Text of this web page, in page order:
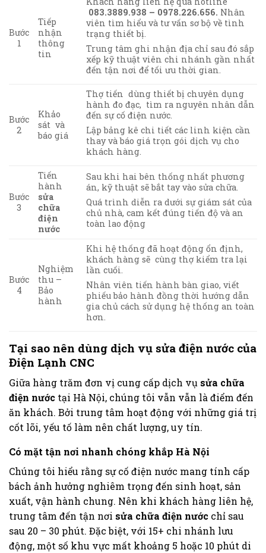
Bước
1
Tiếp
nhận
thông
tin
083.3889.938 – 0978.226.656. Nhân
viên tìm hiểu và tư vấn sơ bộ về tình
trạng thiết bị.
Trung tâm ghi nhận địa chỉ sau đó sắp
xếp kỹ thuật viên chi nhánh gần nhất
đến tận nơi để tối ưu thời gian.
Bước
2
Khảo
sát và
báo giá
Thợ tiến dùng thiết bị chuyên dụng
hành đo đạc, tìm ra nguyên nhân dẫn
đến sự cố điện nước.
Lập bảng kê chi tiết các linh kiện cần
thay và báo giá trọn gói dịch vụ cho
khách hàng.
Bước
3
Tiến
hành
sửa
chữa
điện
nước
Sau khi hai bên thống nhất phương
án, kỹ thuật sẽ bắt tay vào sửa chữa.
Quá trình diễn ra dưới sự giám sát của
chủ nhà, cam kết đúng tiến độ và an
toàn lao động
Bước
4
Nghiệm
thu –
Bảo
hành
Khi hệ thống đã hoạt động ổn định,
khách hàng sẽ cùng thợ kiểm tra lại
lần cuối.
Nhân viên tiến hành bàn giao, viết
phiếu bảo hành đồng thời hướng dẫn
gia chủ cách sử dụng hệ thống an toàn
hơn.
Tại sao nên dùng dịch vụ sửa điện nước của
Điện Lạnh CNC
Giữa hàng trăm đơn vị cung cấp dịch vụ sửa chữa
điện nước tại Hà Nội, chúng tôi vẫn vẫn là điểm đến
ăn khách. Bởi trung tâm hoạt động với những giá trị
cốt lõi, yếu tố làm nên chất lượng, uy tín.
Có mặt tận nơi nhanh chóng khắp Hà Nội
Chúng tôi hiểu rằng sự cố điện nước mang tính cấp
bách ảnh hưởng nghiêm trọng đến sinh hoạt, sản
xuất, vận hành chung. Nên khi khách hàng liên hệ,
trung tâm đến tận nơi sửa chữa điện nước chỉ sau
sau 20 – 30 phút. Đặc biệt, với 15+ chi nhánh lưu
động, một số khu vực mất khoảng 5 hoặc 10 phút di